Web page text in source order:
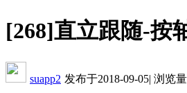
[268]直立跟随-按
suapp2 发布于2018-09-05| 浏览